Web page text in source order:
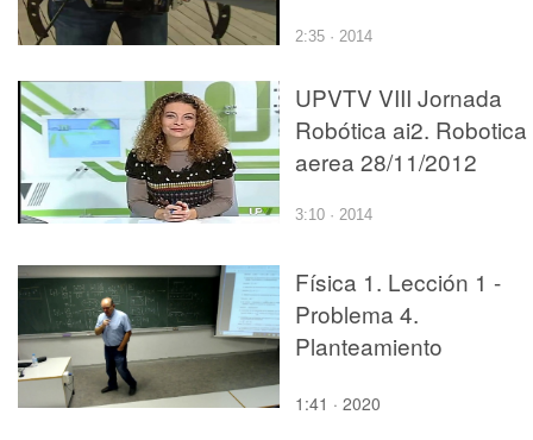
2:35 · 2014
UPVTV VIII Jornada
Robótica ai2. Robotica
aerea 28/11/2012
3:10 · 2014
Física 1. Lección 1 -
Problema 4.
Planteamiento
1:41 · 2020